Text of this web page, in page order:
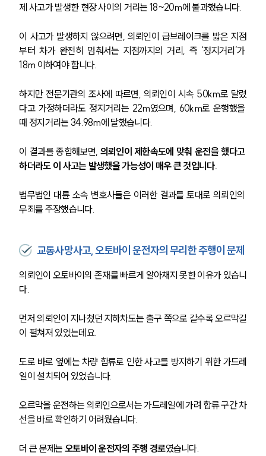
제 사고가 발생한 현장 사이의 거리는 18~20m에 불과했습니다.
이 사고가 발생하지 않으려면, 의뢰인이 급브레이크를 밟은 지점
부터 차가 완전히 멈춰서는 지점까지의 거리, 즉 ‘정지거리’가
18m 이하여야 합니다.
하지만 전문기관의 조사에 따르면, 의뢰인이 시속 50km로 달렸
다고 가정하더라도 정지거리는 22m였으며, 60km로 운행했을
때 정지거리는 34.98m에 달했습니다.
이 결과를 종합해보면, 의뢰인이 제한속도에 맞춰 운전을 했다고
하더라도 이 사고는 발생했을 가능성이 매우 큰 것입니다.
법무법인 대륜 소속 변호사들은 이러한 결과를 토대로 의뢰인의
무죄를 주장했습니다.
교통사망사고, 오토바이 운전자의 무리한 주행이 문제
의뢰인이 오토바이의 존재를 빠르게 알아채지 못한 이유가 있습니
다.
먼저 의뢰인이 지나쳤던 지하차도는 출구 쪽으로 갈수록 오르막길
이 펼쳐져 있었는데요.
도로 바로 옆에는 차량 합류로 인한 사고를 방지하기 위한 가드레
일이 설치되어 있었습니다.
오르막을 운전하는 의뢰인으로서는 가드레일에 가려 합류 구간 차
선을 바로 확인하기 어려웠습니다.
더 큰 문제는 오토바이 운전자의 주행 경로였습니다.